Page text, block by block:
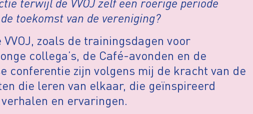
toekomst van de vereniging?
zoals de trainingsdagen voor
collega’s, de Café-avonden en de
conferentie zijn volgens mij de kracht van de
die leren van elkaar, die geïnspireerd
en ervaringen.